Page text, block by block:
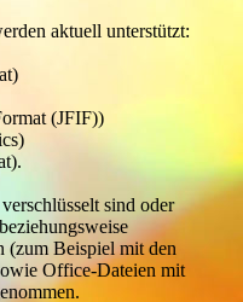
aktuell unterstützt:
(JFIF))
sind oder
(zum Beispiel mit den
Office-Dateien mit